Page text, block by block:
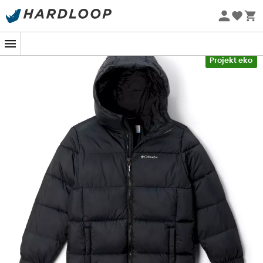
Letnie promocje 🔥 -5% DODATKOWO przy zakupie 2
Projekt eko
Kiedy Twojedzieciwybierają się na swoją pierwszą